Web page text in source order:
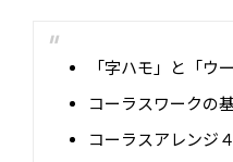
「字ハモ」と「ウ
コーラスワークの
コーラスアレンジ